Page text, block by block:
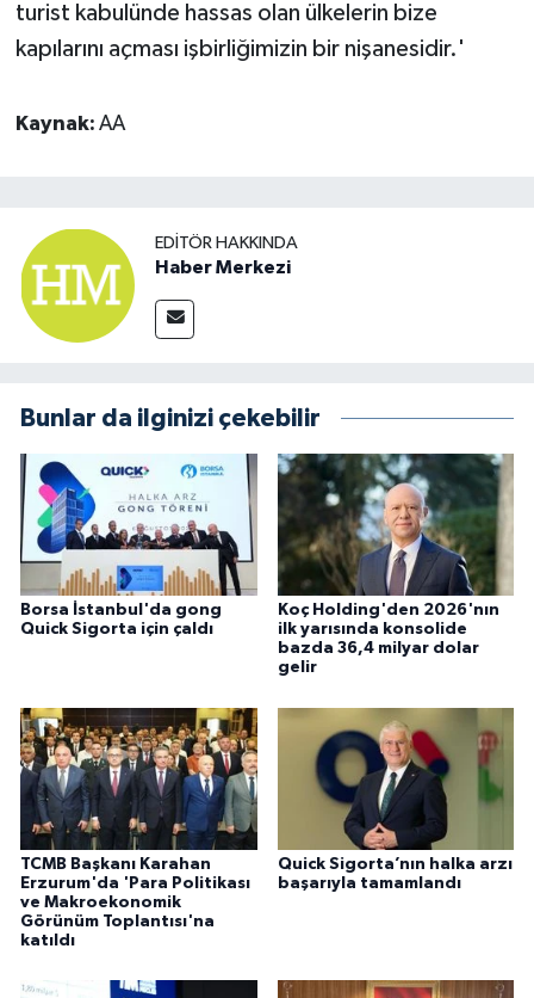
turist kabulünde hassas olan ülkelerin bize
kapılarını açması işbirliğimizin bir nişanesidir.'
Kaynak: AA
EDITÖR HAKKINDA
Haber Merkezi
Bunlar da ilginizi çekebilir
Borsa İstanbul'da gong
Quick Sigorta için çaldı
Koç Holding'den 2026'nın
ilk yarısında konsolide
bazda 36,4 milyar dolar
gelir
TCMB Başkanı Karahan
Erzurum'da 'Para Politikası
ve Makroekonomik
Görünüm Toplantısı'na
katıldı
Quick Sigorta’nın halka arzı
başarıyla tamamlandı